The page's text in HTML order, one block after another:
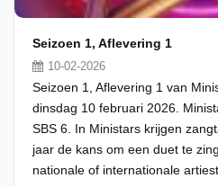
Seizoen 1, Aflevering 1
10-02-2026
Seizoen 1, Aflevering 1 van
dinsdag 10 februari 2026.
SBS 6. In Ministars krijgen
jaar de kans om een duet te
nationale of internationale artiest.